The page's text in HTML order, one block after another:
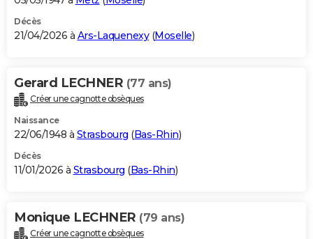
GUIDES D'ACHAT
BONS PLANS
Carte de Noël
Carte Bonne année
Carte Saint-Valentin
Carte Pâques
Carte d'anniversaire
DICTIONNAIRE
Dictionnaire
Biographies
Citations
Expressions
Proverbes
PROGRAMME TV
S'inscrire
Se connecter
Lycées
Collèges
Primaires
Universités
Entreprises
Service militaire
Avis de recherche
AVIS DE DÉCÈS
Bricolage
Lifestyle
Culture
Sport
Auto
Television
Voyage
Cinema
Décès
21/04/2026 à Ars-Laquenexy(Moselle)
Gerard LECHNER (77 ans)
Créer une cagnotte obsèques
Naissance
22/06/1948 à Strasbourg (Bas-Rhin)
Décès
11/01/2026 à Strasbourg (Bas-Rhin)
Monique LECHNER (79 ans)
Créer une cagnotte obsèques